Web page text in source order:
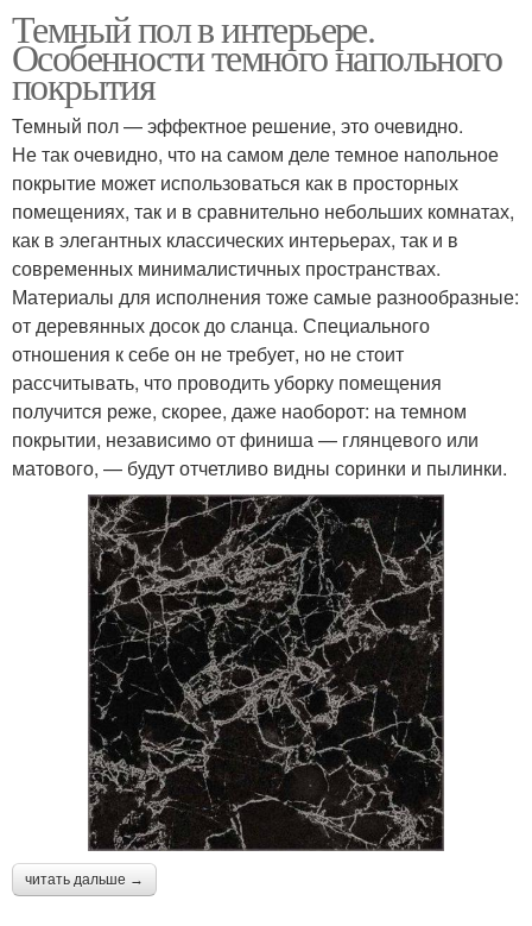
Темный пол в интерьере.
Особенности темного напольного
покрытия
Темный пол — эффектное решение, это очевидно.
Не так очевидно, что на самом деле темное напольное
покрытие может использоваться как в просторных
помещениях, так и в сравнительно небольших комнатах,
как в элегантных классических интерьерах, так и в
современных минималистичных пространствах.
Материалы для исполнения тоже самые разнообразные:
от деревянных досок до сланца. Специального
отношения к себе он не требует, но не стоит
рассчитывать, что проводить уборку помещения
получится реже, скорее, даже наоборот: на темном
покрытии, независимо от финиша — глянцевого или
матового, — будут отчетливо видны соринки и пылинки.
читать дальше →